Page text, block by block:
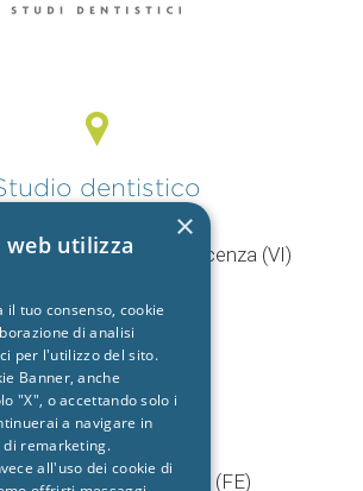
dentistico
Nuovo, 44/F 36100 Vicenza (VI)
+39 392 9402704
dentistico
Cento
5/1 44042 Cento (FE)
×
utilizza
il tuo consenso, cookie
di analisi
per l'utilizzo del sito.
Banner, anche
"X", o accettando solo i
a navigare in
di remarketing.
all'uso dei cookie di